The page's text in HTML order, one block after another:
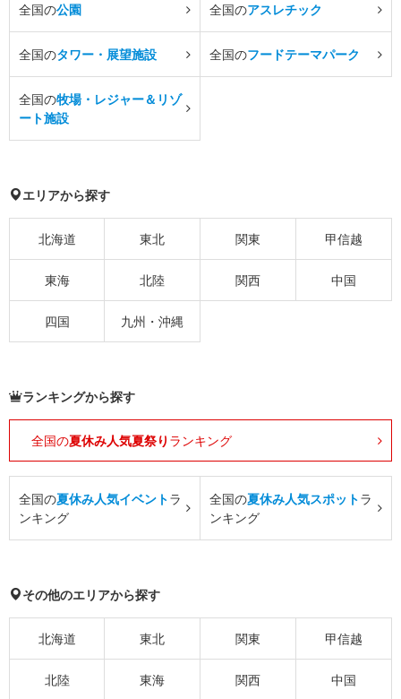
全国の公園 全国のアスレチック
全国のタワー・展望施設 全国のフードテーマパーク
全国の牧場・レジャー＆リゾ
ート施設
エリアから探す
北海道 東北 関東 甲信越
東海 北陸 関西 中国
四国 九州・沖縄
ランキングから探す
全国の夏休み人気夏祭り ランキング
全国の夏休み人気イベントラ
ンキング
全国の夏休み人気スポットラ
ンキング
その他のエリアから探す
北海道 東北 関東 甲信越
北陸 東海 関西 中国